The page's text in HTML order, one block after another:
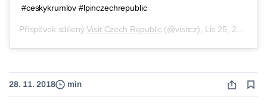
#ceskykrumlov #lpinczechrepublic
Příspěvek sdílenýVisit Czech Republic(@visitcz), Lis 25, 2018 v 11:54 PST
28. 11. 2018 min